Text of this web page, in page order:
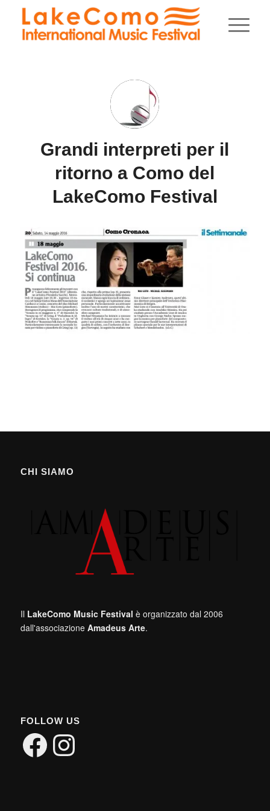
Grandi interpreti per il
ritorno a Como del
LakeComo Festival
CHI SIAMO
Il LakeComo Music Festival è organizzato dal 2006
dall'associazione Amadeus Arte.
FOLLOW US
FacebookInstagram